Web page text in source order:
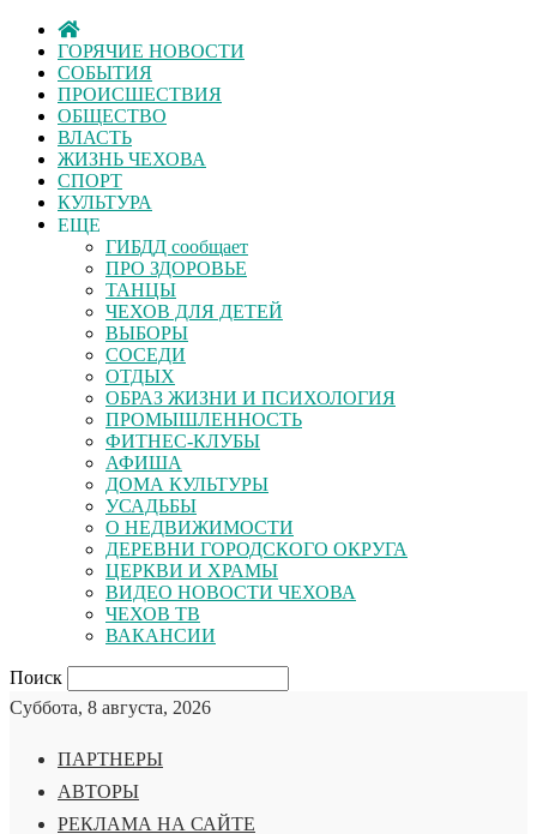
ГОРЯЧИЕ НОВОСТИ
СОБЫТИЯ
ПРОИСШЕСТВИЯ
ОБЩЕСТВО
ВЛАСТЬ
ЖИЗНЬ ЧЕХОВА
СПОРТ
КУЛЬТУРА
ЕЩЕ
ГИБДД сообщает
ПРО ЗДОРОВЬЕ
ТАНЦЫ
ЧЕХОВ ДЛЯ ДЕТЕЙ
ВЫБОРЫ
СОСЕДИ
ОТДЫХ
ОБРАЗ ЖИЗНИ И ПСИХОЛОГИЯ
ПРОМЫШЛЕННОСТЬ
ФИТНЕС-КЛУБЫ
АФИША
ДОМА КУЛЬТУРЫ
УСАДЬБЫ
О НЕДВИЖИМОСТИ
ДЕРЕВНИ ГОРОДСКОГО ОКРУГА
ЦЕРКВИ И ХРАМЫ
ВИДЕО НОВОСТИ ЧЕХОВА
ЧЕХОВ ТВ
ВАКАНСИИ
Поиск
Суббота, 8 августа, 2026
ПАРТНЕРЫ
АВТОРЫ
РЕКЛАМА НА САЙТЕ